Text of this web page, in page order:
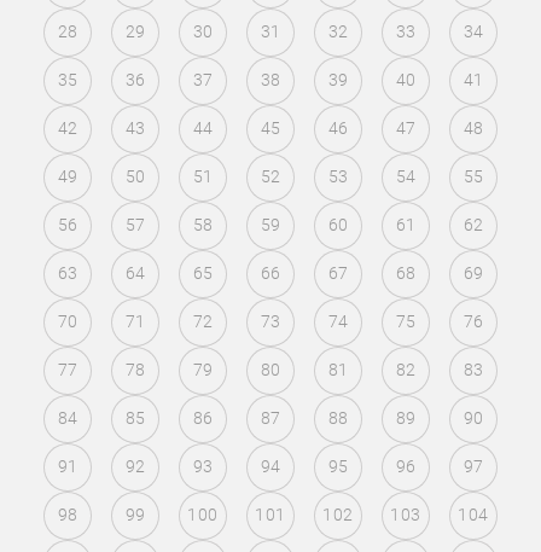
28 29 30 31 32 33 34
35 36 37 38 39 40 41
42 43 44 45 46 47 48
49 50 51 52 53 54 55
56 57 58 59 60 61 62
63 64 65 66 67 68 69
70 71 72 73 74 75 76
77 78 79 80 81 82 83
84 85 86 87 88 89 90
91 92 93 94 95 96 97
98 99 100 101 102 103 104